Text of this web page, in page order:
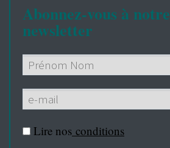
Abonnez-vous à notre
newsletter
Lire nos conditions